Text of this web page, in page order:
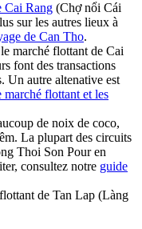
Cai Rang (Chợ nổi Cái
sur les autres lieux à
de Can Tho.
marché flottant de Cai
font des transactions
Un autre altenative est
flottant et les
de noix de coco,
La plupart des circuits
Thoi Son Pour en
consultez notre guide
de Tan Lap (Làng